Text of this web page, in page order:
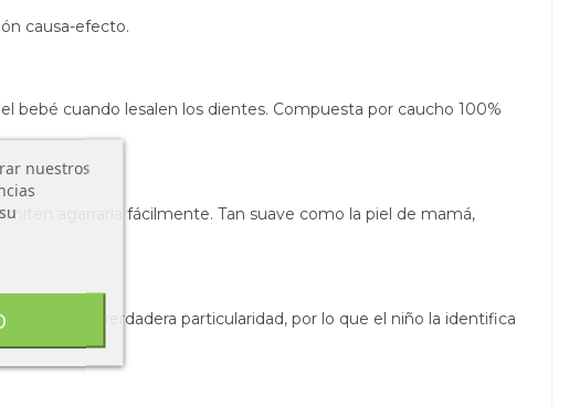
causa-efecto.
bebé cuando lesalen los dientes. Compuesta por caucho 100%
agarrarla fácilmente. Tan suave como la piel de mamá,
una verdadera particularidad, por lo que el niño la identifica
nuestros